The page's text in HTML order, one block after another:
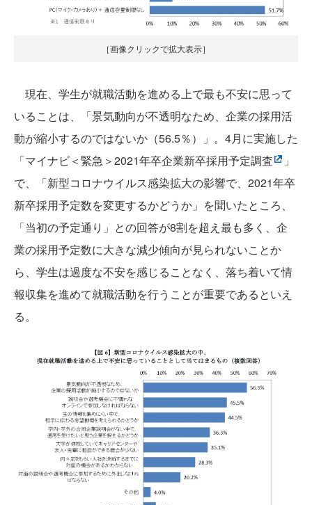
［画像クリックで拡大表示］
現在、学生が就職活動を進める上で最も不安に思って
いることは、「景気動向が不透明なため、企業の採用活
動が縮小するのではないか（56.5％）」。4月に実施した
「マイナビ＜緊急＞2021年卒企業新卒採用予定調査
」
で、「新型コロナウイルス感染拡大の影響で、2021年卒
新卒採用予定数を変更するかどうか」を聞いたところ、
「当初の予定通り」との回答が8割を超え最も多く、企
業の採用予定数に大きな減少傾向が見られないことか
ら、学生は過度な不安を感じることなく、落ち着いて情
報収集を進めて就職活動を行うことが重要であるといえ
る。